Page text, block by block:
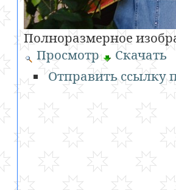
Полноразмерное
Просмотр
Скачать
Отправить ссылку